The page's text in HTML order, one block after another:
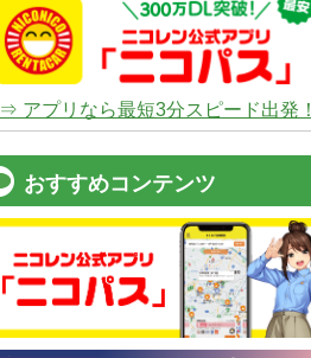
⇒ アプリなら最短3分スピード出発！
おすすめコンテンツ